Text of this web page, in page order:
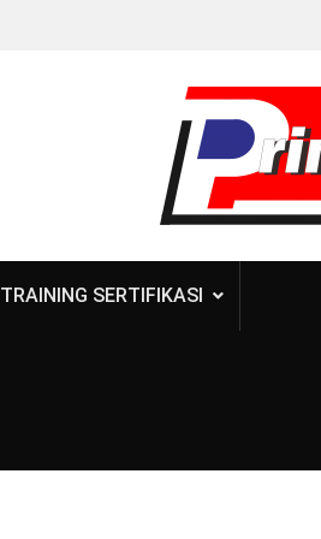
TRAINING SERTIFIKASI